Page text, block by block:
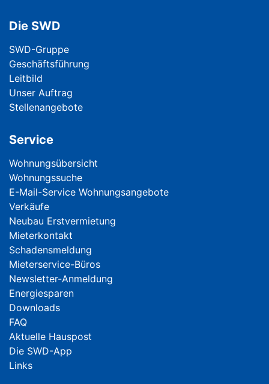
Die SWD
Navigation überspringen
SWD-Gruppe
Geschäftsführung
Leitbild
Unser Auftrag
Stellenangebote
Service
Navigation überspringen
Wohnungsübersicht
Wohnungssuche
E-Mail-Service Wohnungsangebote
Verkäufe
Neubau Erstvermietung
Mieterkontakt
Schadensmeldung
Mieterservice-Büros
Newsletter-Anmeldung
Energiesparen
Downloads
FAQ
Aktuelle Hauspost
Die SWD-App
Links